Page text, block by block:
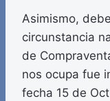
Asimismo,
circunstancia
de
nos ocupa fue
fecha 15 de